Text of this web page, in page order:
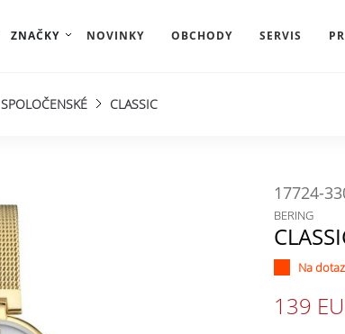
ZNAČKY NOVINKY OBCHODY SERVIS
SPOLOČENSKÉ CLASSIC
17724-
BERING
Na dotaz
139